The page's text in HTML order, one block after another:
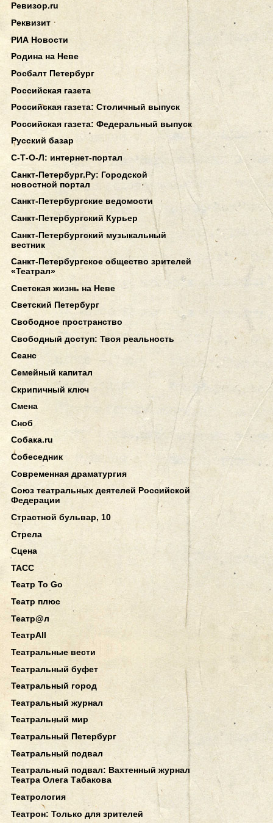
Ревизор.ru
Реквизит
РИА Новости
Родина на Неве
Росбалт Петербург
Российская газета
Российская газета: Столичный выпуск
Российская газета: Федеральный выпуск
Русский базар
С-Т-О-Л: интернет-портал
Санкт-Петербург.Ру: Городской
новостной портал
Санкт-Петербургские ведомости
Санкт-Петербургский Курьер
Санкт-Петербургский музыкальный
вестник
Санкт-Петербургское общество зрителей
«Театрал»
Светская жизнь на Неве
Светский Петербург
Свободное пространство
Свободный доступ: Твоя реальность
Сеанс
Семейный капитал
Скрипичный ключ
Смена
Сноб
Собака.ru
Собеседник
Современная драматургия
Союз театральных деятелей Российской
Федерации
Страстной бульвар, 10
Стрела
Сцена
ТАСС
Театр To Go
Театр плюс
Театр@л
ТеатрAll
Театральные вести
Театральный буфет
Театральный город
Театральный журнал
Театральный мир
Театральный Петербург
Театральный подвал
Театральный подвал: Вахтенный журнал
Театра Олега Табакова
Театрология
Театрон: Только для зрителей